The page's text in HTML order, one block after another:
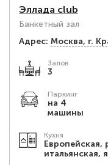
Эллада club
Банкетный зал
Адрес: Москва, г.
Залов
3
Паркинг
на 4
машины
Кухня
Европейская,
итальянская,